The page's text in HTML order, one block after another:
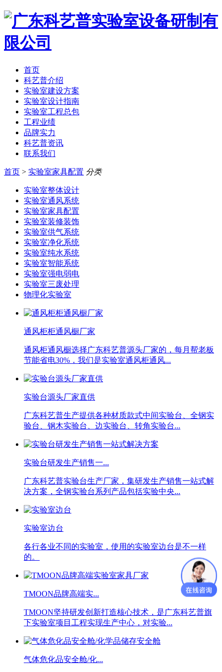
首页
科艺普介绍
实验室建设方案
实验室设计指南
实验室工程总包
工程业绩
品牌实力
科艺普资讯
联系我们
首页 > 实验室家具配置 分类
实验室整体设计
实验室通风系统
实验室家具配置
实验室装修装饰
实验室供气系统
实验室净化系统
实验室纯水系统
实验室智能系统
实验室强电弱电
实验室三废处理
物理化实验室
通风柜柜通风橱厂家
通风柜通风橱选择广东科艺普源头厂家的，每月帮老板
节能省电30%，我们是实验室通风柜通风...
实验台源头厂家直供
广东科艺普生产提供各种材质款式中间实验台、全钢实
验台、钢木实验台、边实验台、转角实验台...
实验台研发生产销售一...
广东科艺普实验台生产厂家，集研发生产销售一站式解
决方案，全钢实验台系列产品包括实验中央...
实验室边台
各行各业不同的实验室，使用的实验室边台是不一样
的。
TMOON品牌高端实...
TMOON坚持研发创新打造核心技术，是广东科艺普旗
下实验室项目工程实现生产中心，对实验...
气体危化品安全舱/化...